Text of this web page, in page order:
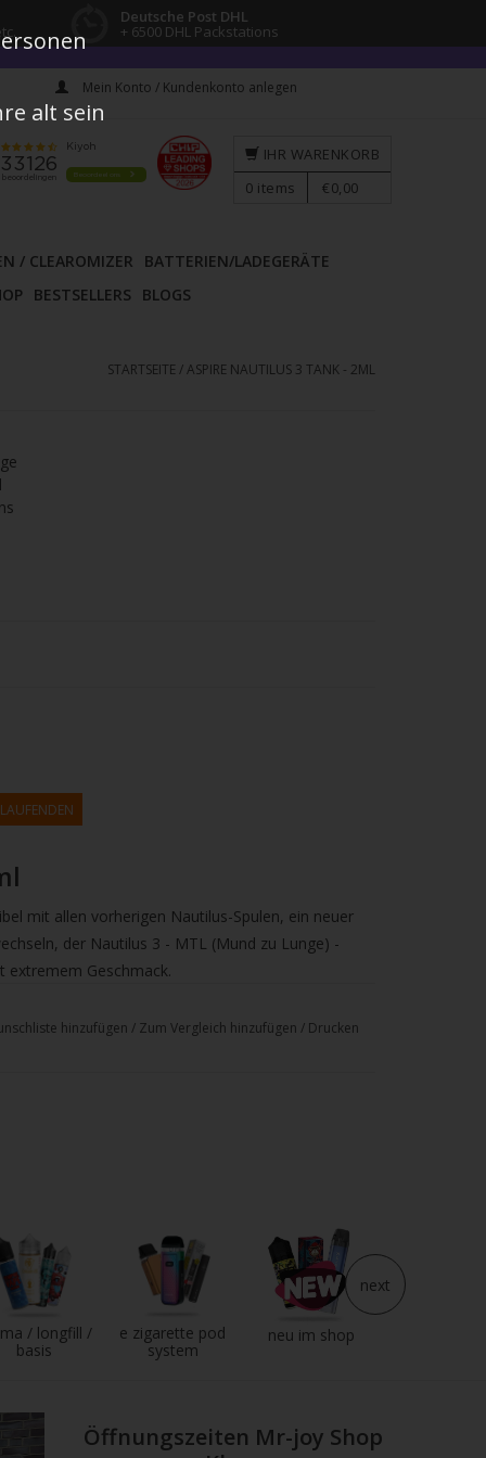
Deutsche Post DHL
+ 6500 DHL Packstations
Mein Konto / Kundenkonto anlegen
/ CLEAROMIZER
BATTERIEN/LADEGERÄTE
BESTSELLERS BLOGS
IHR WARENKORB
0 items €0,00
STARTSEITE /ASPIRE NAUTILUS 3 TANK - 2ML
mit allen vorherigen Nautilus-Spulen, ein neuer
der Nautilus 3 - MTL (Mund zu Lunge) -
extremem Geschmack.
hinzufügen / Zum Vergleich hinzufügen / Drucken
/ longfill /
basis
e zigarette pod
system
neu im shop
next
Öffnungszeiten Mr-joy Shop
alt sein